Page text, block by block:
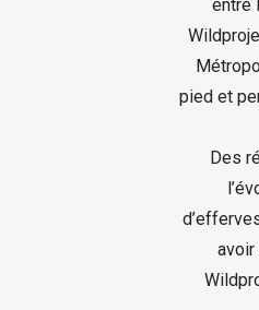
entre
pied et
Des
avoir